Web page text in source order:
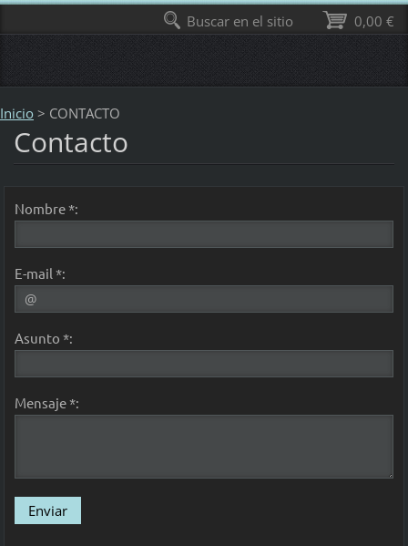
Inicio > CONTACTO
Contacto
Nombre *:
E-mail *:
Asunto *:
Mensaje *:
0,00 €
Buscar en el sitio